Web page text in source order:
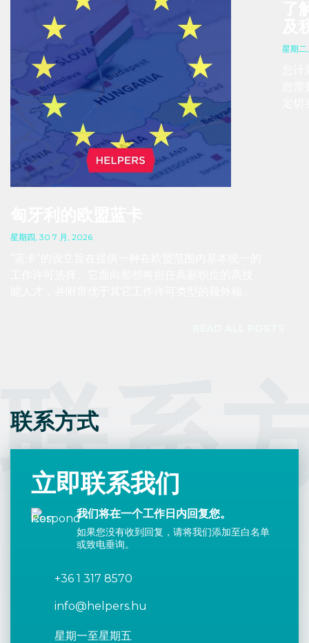
星期四, 30 7 月, 2026
星期
联系
联系方式
立即联系我们
我们将在一个工作日内回复您。
如果您没有收到回复，请将我们添加至白名单
或致电垂询。
+36 1 317 8570
info@helpers.hu
星期一至星期五